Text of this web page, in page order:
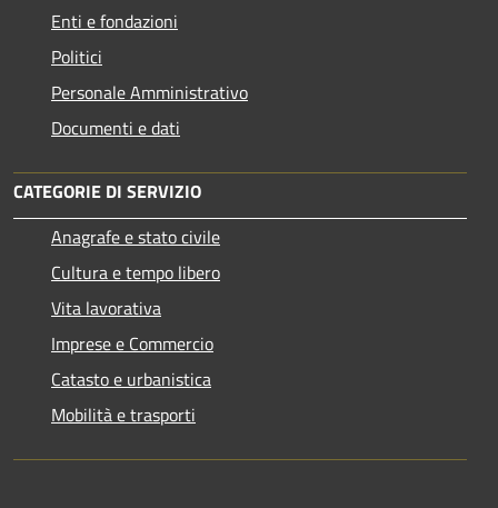
Enti e fondazioni
Politici
Personale Amministrativo
Documenti e dati
CATEGORIE DI SERVIZIO
Anagrafe e stato civile
Cultura e tempo libero
Vita lavorativa
Imprese e Commercio
Catasto e urbanistica
Mobilità e trasporti